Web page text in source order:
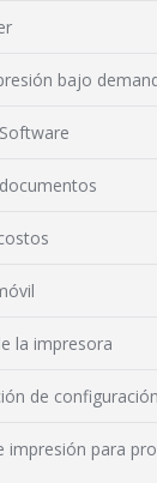
bajo
la impresora
de
impresión para